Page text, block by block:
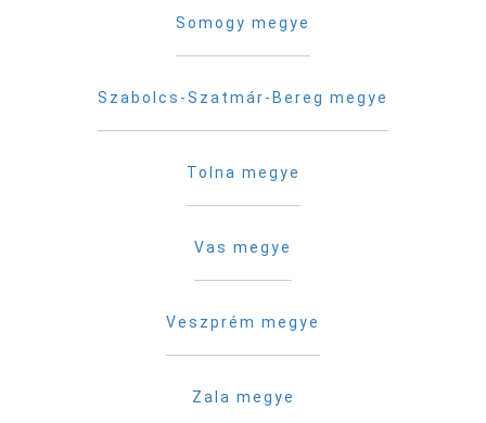
Somogy megye
Szabolcs-Szatmár-Bereg megye
Tolna megye
Vas megye
Veszprém megye
Zala megye